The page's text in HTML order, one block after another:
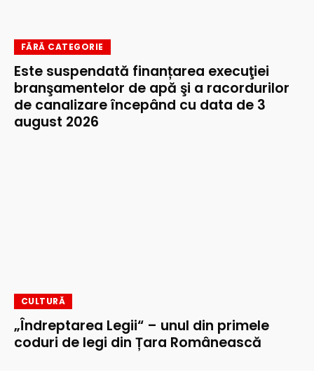
FĂRĂ CATEGORIE
Este suspendată finanțarea execuţiei
branşamentelor de apă şi a racordurilor
de canalizare începând cu data de 3
august 2026
CULTURĂ
„Îndreptarea Legii“ – unul din primele
coduri de legi din Țara Românească